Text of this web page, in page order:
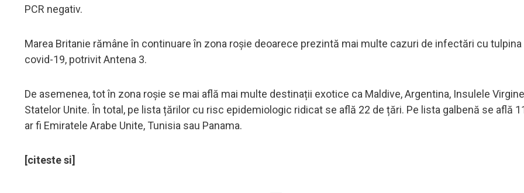
PCR negativ.
Marea Britanie rămâne în continuare în zona roșie deoarece prezintă mai multe cazuri de infectări cu tulpina
covid-19, potrivit Antena 3.
De asemenea, tot în zona roșie se mai află mai multe destinații exotice ca Maldive, Argentina, Insulele
Statelor Unite. În total, pe lista țărilor cu risc epidemiologic ridicat se află 22 de țări. Pe lista galbenă se află
ar fi Emiratele Arabe Unite, Tunisia sau Panama.
[citeste si]